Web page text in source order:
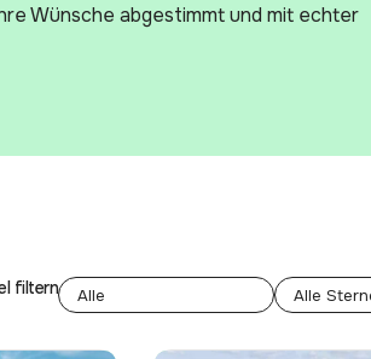
Wünsche abgestimmt und mit echter
filtern